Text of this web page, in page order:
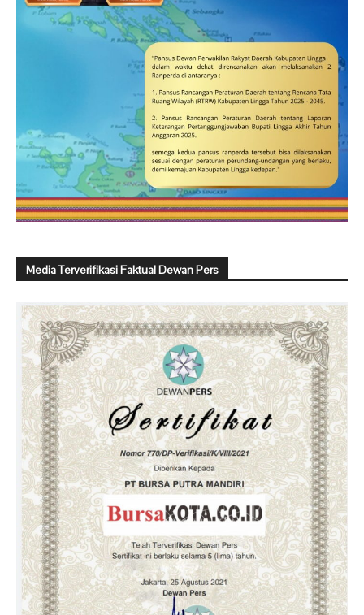
Media Terverifikasi Faktual Dewan Pers